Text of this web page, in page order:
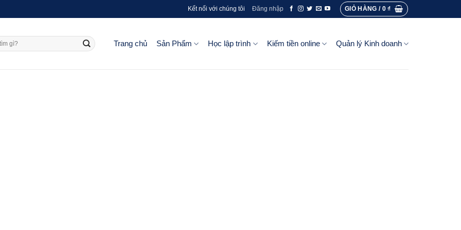
Kết nối với chúng tôi Đăng nhập GIỎ HÀNG / 0₫
Trang chủ Sản Phẩm Học lập trình Kiếm tiền online Quản lý Kinh doanh